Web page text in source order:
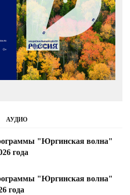
АУДИО
"Юргинская волна"
года
"Юргинская волна"
года